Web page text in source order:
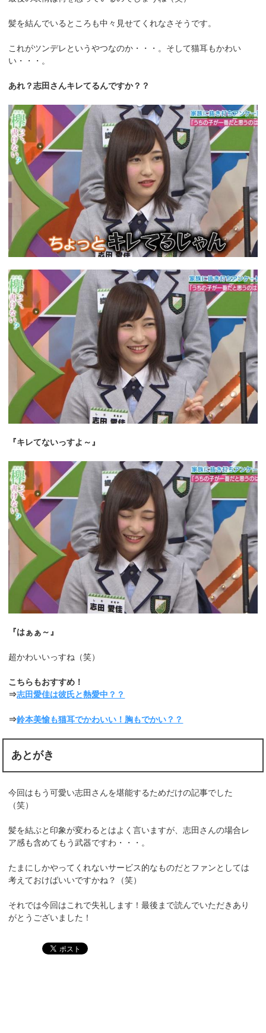
髪を結んでいるところも中々見せてくれなさそうです。
これがツンデレというやつなのか・・・。そして猫耳もかわい
い・・・。
あれ？志田さんキレてるんですか？？
『キレてないっすよ～』
『はぁぁ～』
超かわいいっすね（笑）
こちらもおすすめ！
⇒志田愛佳は彼氏と熱愛中？？
⇒鈴本美愉も猫耳でかわいい！胸もでかい？？
あとがき
今回はもう可愛い志田さんを堪能するためだけの記事でした
（笑）
髪を結ぶと印象が変わるとはよく言いますが、志田さんの場合レ
ア感も含めてもう武器ですわ・・・。
たまにしかやってくれないサービス的なものだとファンとしては
考えておけばいいですかね？（笑）
それでは今回はこれで失礼します！最後まで読んでいただきあり
がとうございました！